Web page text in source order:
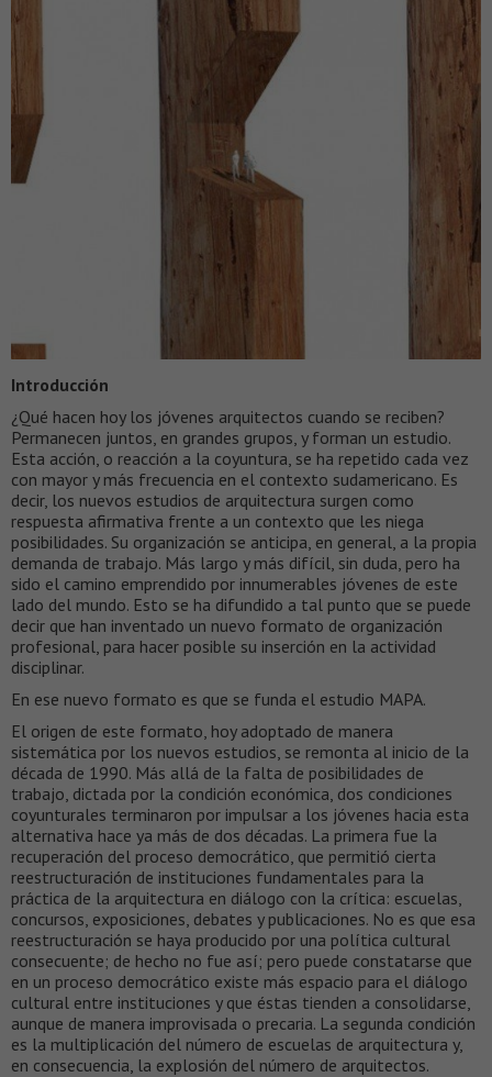
Introducción
¿Qué hacen hoy los jóvenes arquitectos cuando se reciben?
Permanecen juntos, en grandes grupos, y forman un estudio.
Esta acción, o reacción a la coyuntura, se ha repetido cada vez
con mayor y más frecuencia en el contexto sudamericano. Es
decir, los nuevos estudios de arquitectura surgen como
respuesta afirmativa frente a un contexto que les niega
posibilidades. Su organización se anticipa, en general, a la propia
demanda de trabajo. Más largo y más difícil, sin duda, pero ha
sido el camino emprendido por innumerables jóvenes de este
lado del mundo. Esto se ha difundido a tal punto que se puede
decir que han inventado un nuevo formato de organización
profesional, para hacer posible su inserción en la actividad
disciplinar.
En ese nuevo formato es que se funda el estudio MAPA.
El origen de este formato, hoy adoptado de manera
sistemática por los nuevos estudios, se remonta al inicio de la
década de 1990. Más allá de la falta de posibilidades de
trabajo, dictada por la condición económica, dos condiciones
coyunturales terminaron por impulsar a los jóvenes hacia esta
alternativa hace ya más de dos décadas. La primera fue la
recuperación del proceso democrático, que permitió cierta
reestructuración de instituciones fundamentales para la
práctica de la arquitectura en diálogo con la crítica: escuelas,
concursos, exposiciones, debates y publicaciones. No es que esa
reestructuración se haya producido por una política cultural
consecuente; de hecho no fue así; pero puede constatarse que
en un proceso democrático existe más espacio para el diálogo
cultural entre instituciones y que éstas tienden a consolidarse,
aunque de manera improvisada o precaria. La segunda condición
es la multiplicación del número de escuelas de arquitectura y,
en consecuencia, la explosión del número de arquitectos.